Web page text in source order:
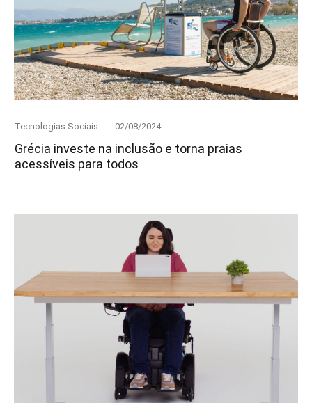
Category
Tecnologias Sociais
Posted
02/08/2024
Grécia investe na inclusão e torna praias
acessíveis para todos